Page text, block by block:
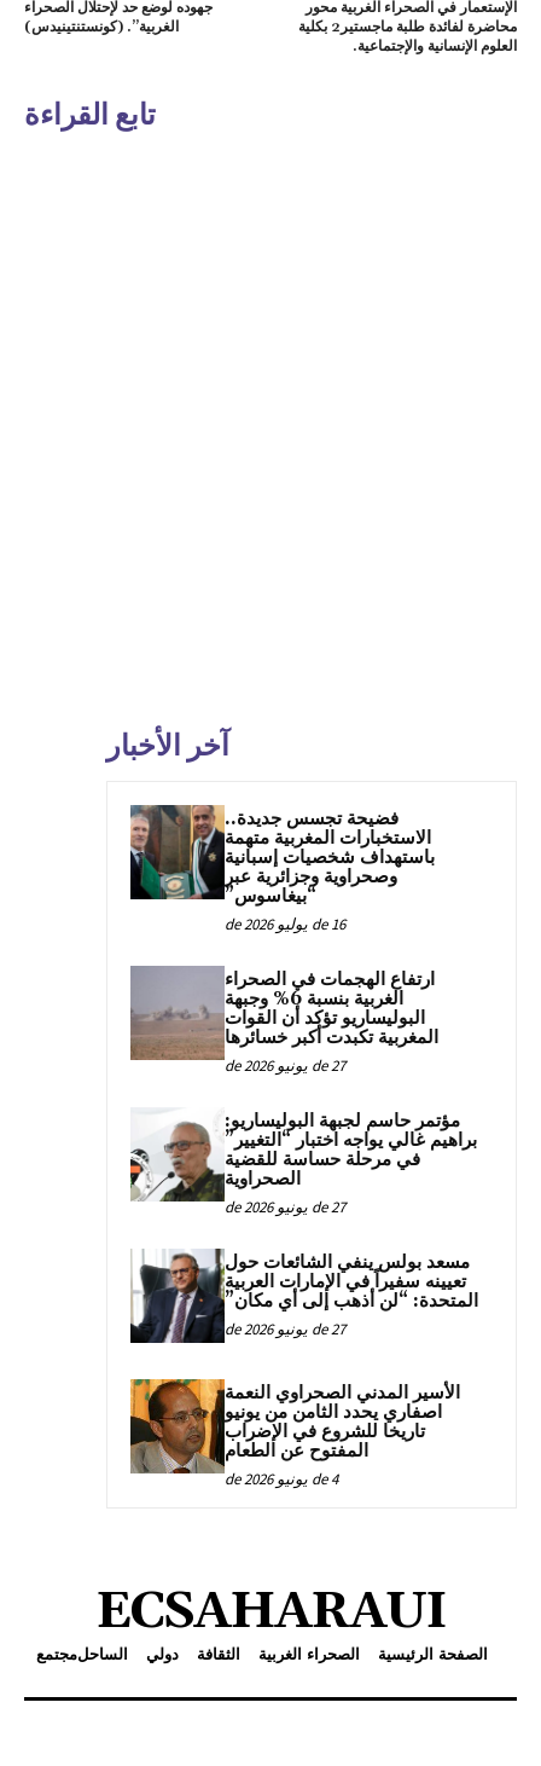
جهوده لوضع حد لإحتلال الصحراء
الغربية”. (كونستنتينيدس)
الإستعمار في الصحراء الغربية محور
محاضرة لفائدة طلبة ماجستير2 بكلية
العلوم الإنسانية والإجتماعية.
تابع القراءة
آخر الأخبار
فضيحة تجسس جديدة..
الاستخبارات المغربية متهمة
باستهداف شخصيات إسبانية
وصحراوية وجزائرية عبر
“بيغاسوس”
16 de يوليو de 2026
ارتفاع الهجمات في الصحراء
الغربية بنسبة 6% وجبهة
البوليساريو تؤكد أن القوات
المغربية تكبدت أكبر خسائرها
27 de يونيو de 2026
مؤتمر حاسم لجبهة البوليساريو:
براهيم غالي يواجه اختبار “التغيير”
في مرحلة حساسة للقضية
الصحراوية
27 de يونيو de 2026
مسعد بولس ينفي الشائعات حول
تعيينه سفيراً في الإمارات العربية
المتحدة: “لن أذهب إلى أي مكان”
27 de يونيو de 2026
الأسير المدني الصحراوي النعمة
اصفاري يحدد الثامن من يونيو
تاريخا للشروع في الإضراب
المفتوح عن الطعام
4 de يونيو de 2026
ECSAHARAUI
الصفحة الرئيسية الصحراء الغربية الثقافة دولي الساحلمجتمع